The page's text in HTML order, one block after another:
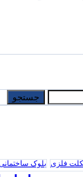
فلزی بلوک